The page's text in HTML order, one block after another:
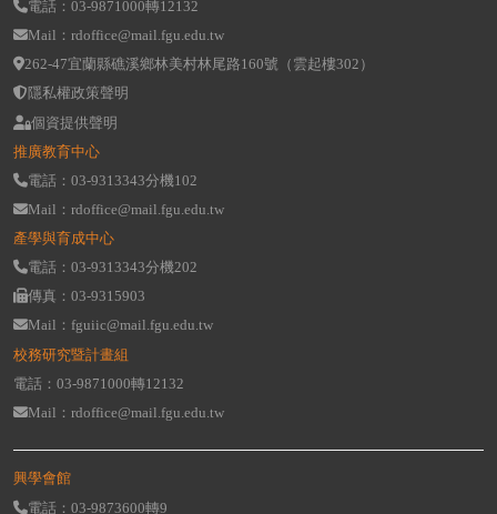
電話：03-9871000轉12132
Mail：rdoffice@mail.fgu.edu.tw
262-47宜蘭縣礁溪鄉林美村林尾路160號（雲起樓302）
隱私權政策聲明
個資提供聲明
推廣教育中心
電話：03-9313343分機102
Mail：rdoffice@mail.fgu.edu.tw
產學與育成中心
電話：03-9313343分機202
傳真：03-9315903
Mail：fguiic@mail.fgu.edu.tw
校務研究暨計畫組
電話：03-9871000轉12132
Mail：rdoffice@mail.fgu.edu.tw
興學會館
電話：03-9873600轉9